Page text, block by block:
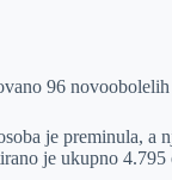
96
je preminula, a
je ukupno 4.795